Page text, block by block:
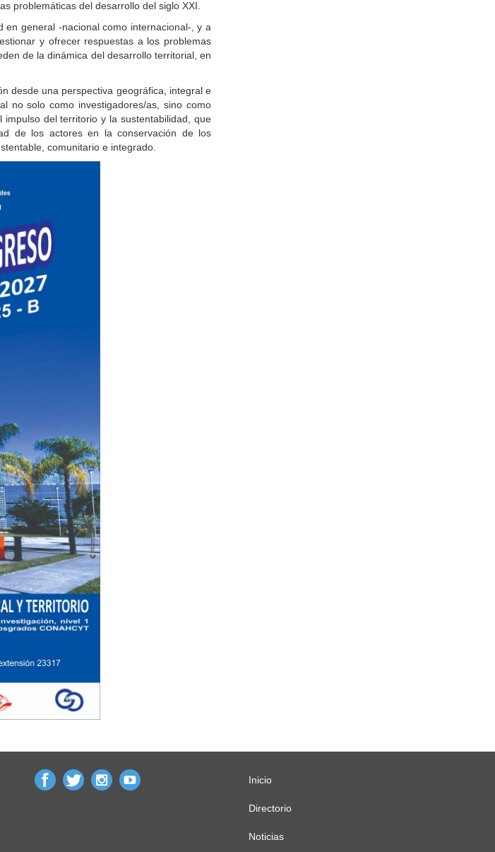
problemáticas del desarrollo del siglo XXI.
general -nacional como internacional-, y a
y ofrecer respuestas a los problemas
de la dinámica del desarrollo territorial, en
desde una perspectiva geográfica, integral e
no solo como investigadores/as, sino como
del territorio y la sustentabilidad, que
de los actores en la conservación de los
comunitario e integrado.
Menú
principal
Inicio
Directorio
Noticias